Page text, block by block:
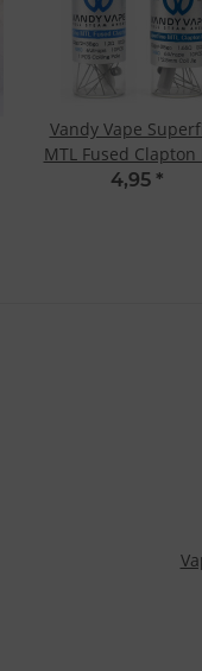
Vandy Vape
MTL Fused Clapton
Ni80 1.20 Ohm
4,95 *